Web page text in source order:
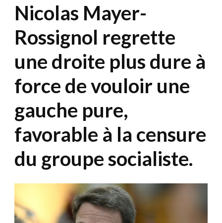
Nicolas Mayer-
Rossignol regrette
une droite plus dure à
force de vouloir une
gauche pure,
favorable à la censure
du groupe socialiste.